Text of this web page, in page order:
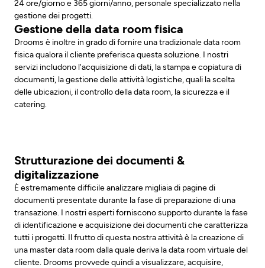
24 ore/giorno e 365 giorni/anno, personale specializzato nella
gestione dei progetti.
Gestione della data room fisica
Drooms è inoltre in grado di fornire una tradizionale data room
fisica qualora il cliente preferisca questa soluzione. I nostri
servizi includono l'acquisizione di dati, la stampa e copiatura di
documenti, la gestione delle attività logistiche, quali la scelta
delle ubicazioni, il controllo della data room, la sicurezza e il
catering.
Strutturazione dei documenti &
digitalizzazione
È estremamente difficile analizzare migliaia di pagine di
documenti presentate durante la fase di preparazione di una
transazione. I nostri esperti forniscono supporto durante la fase
di identificazione e acquisizione dei documenti che caratterizza
tutti i progetti. Il frutto di questa nostra attività è la creazione di
una master data room dalla quale deriva la data room virtuale del
cliente. Drooms provvede quindi a visualizzare, acquisire,